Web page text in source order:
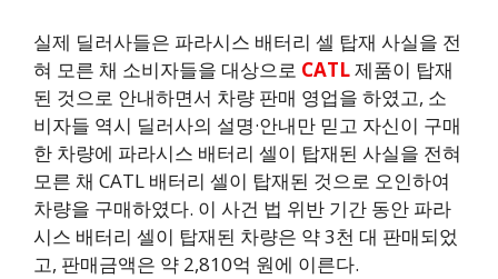
실제 딜러사들은 파라시스 배터리 셀 탑재 사실을 전
혀 모른 채 소비자들을 대상으로 CATL제품이 탑재
된 것으로 안내하면서 차량 판매 영업을 하였고, 소
비자들 역시 딜러사의 설명·안내만 믿고 자신이 구매
한 차량에 파라시스 배터리 셀이 탑재된 사실을 전혀
모른 채 CATL 배터리 셀이 탑재된 것으로 오인하여
차량을 구매하였다. 이 사건 법 위반 기간 동안 파라
시스 배터리 셀이 탑재된 차량은 약 3천 대 판매되었
고, 판매금액은 약 2,810억 원에 이른다.